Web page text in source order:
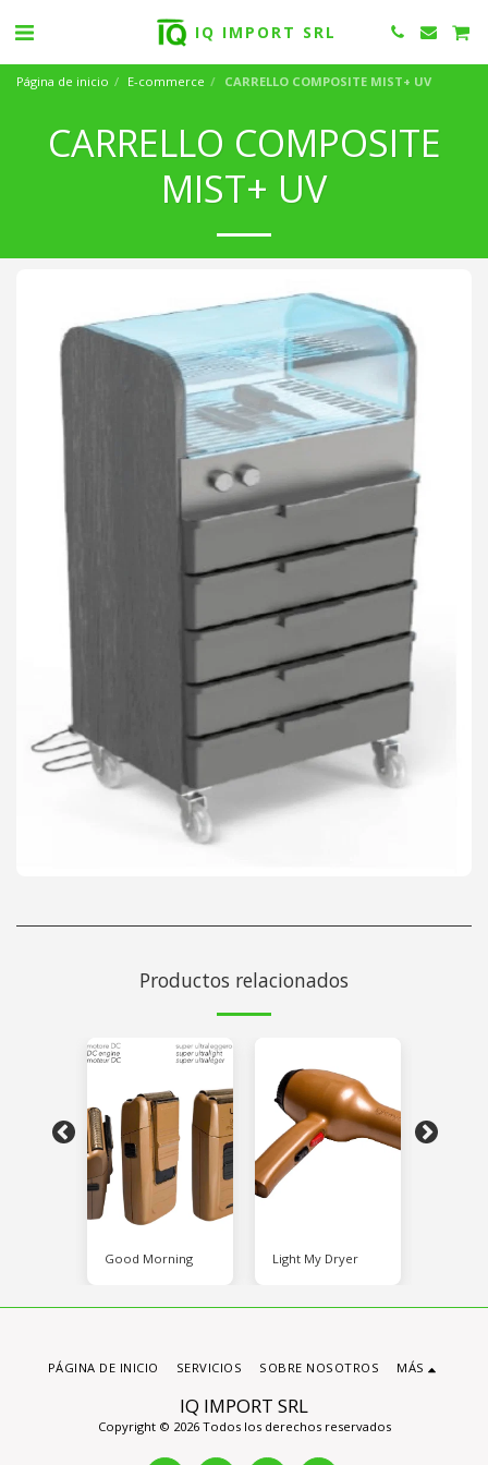
IQ IMPORT SRL
Página de inicio E-commerce CARRELLO COMPOSITE MIST+ UV
CARRELLO COMPOSITE
MIST+ UV
Productos relacionados
Good Morning Light My Dryer
IQ IMPORT SRL
Copyright © 2026 Todos los derechos reservados
PÁGINA DE INICIO SERVICIOS SOBRE NOSOTROS MÁS